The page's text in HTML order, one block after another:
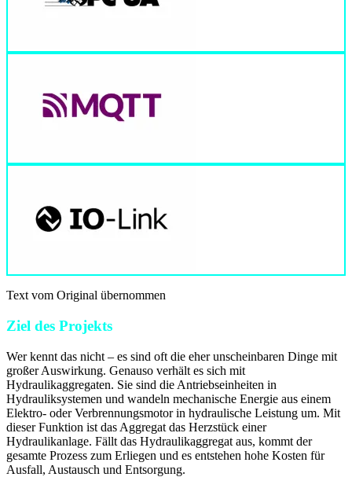
Text vom Original übernommen
Ziel des Projekts
Wer kennt das nicht – es sind oft die eher unscheinbaren Dinge mit
großer Auswirkung. Genauso verhält es sich mit
Hydraulikaggregaten. Sie sind die Antriebseinheiten in
Hydrauliksystemen und wandeln mechanische Energie aus einem
Elektro- oder Verbrennungsmotor in hydraulische Leistung um. Mit
dieser Funktion ist das Aggregat das Herzstück einer
Hydraulikanlage. Fällt das Hydraulikaggregat aus, kommt der
gesamte Prozess zum Erliegen und es entstehen hohe Kosten für
Ausfall, Austausch und Entsorgung.